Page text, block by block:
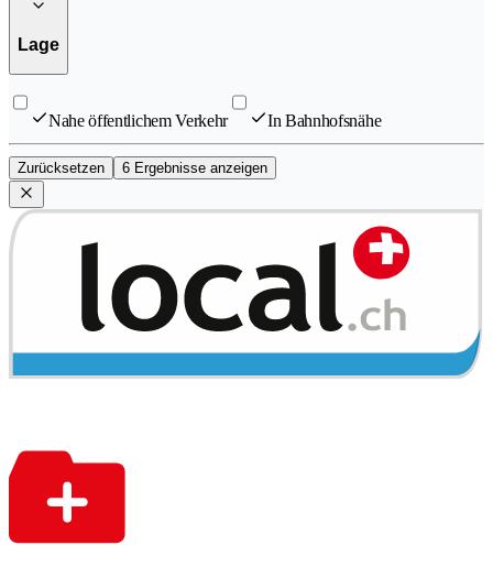
Lage
Nahe öffentlichem Verkehr In Bahnhofsnähe
Zurücksetzen 6 Ergebnisse anzeigen